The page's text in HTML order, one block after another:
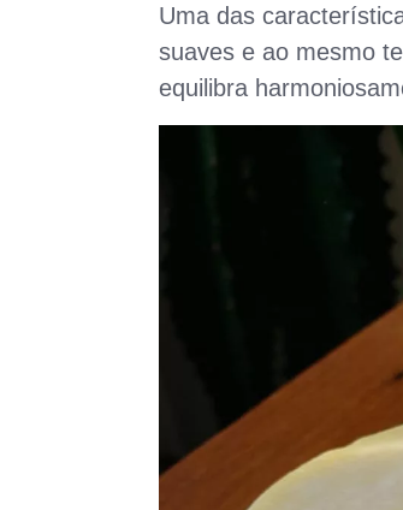
Uma das
suaves e ao mesmo
equilibra